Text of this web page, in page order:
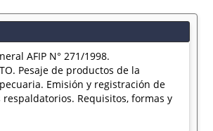
AFIP N° 271/1998.
Pesaje de productos de la
Emisión y registración de
Requisitos, formas y